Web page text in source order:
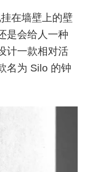
在墙壁上的壁
是会给人一种
计一款相对活
名为 Silo 的钟